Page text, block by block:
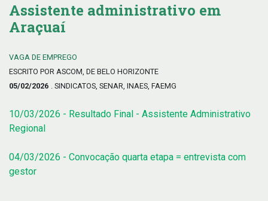
Assistente administrativo em
Araçuaí
VAGA DE EMPREGO
ESCRITO POR ASCOM, DE BELO HORIZONTE
05/02/2026 . SINDICATOS, SENAR, INAES, FAEMG
10/03/2026 - Resultado Final - Assistente Administrativo
Regional
04/03/2026 - Convocação quarta etapa = entrevista com
gestor